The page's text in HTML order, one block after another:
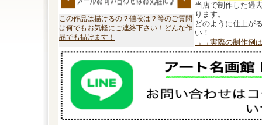
この作品は描けるの？値段は？等のご質問
は何でもお気軽にご連絡下さい！どんな作
品でも描けます！
当店で制作した過
ります。
どのように仕上が
い！
→→実際の制作例